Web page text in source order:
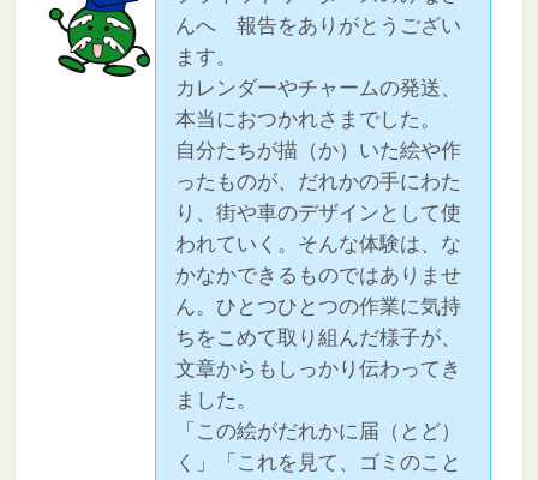
んへ 報告をありがとうござい
ます。
カレンダーやチャームの発送、
本当におつかれさまでした。
自分たちが描（か）いた絵や作
ったものが、だれかの手にわた
り、街や車のデザインとして使
われていく。そんな体験は、な
かなかできるものではありませ
ん。ひとつひとつの作業に気持
ちをこめて取り組んだ様子が、
文章からもしっかり伝わってき
ました。
「この絵がだれかに届（とど）
く」「これを見て、ゴミのこと